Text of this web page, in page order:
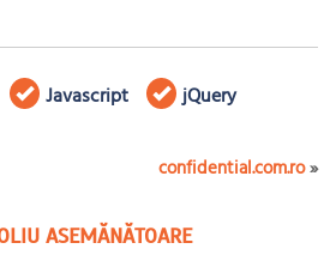
Javascript jQuery
confidential.com.ro»
ASEMĂNĂTOARE